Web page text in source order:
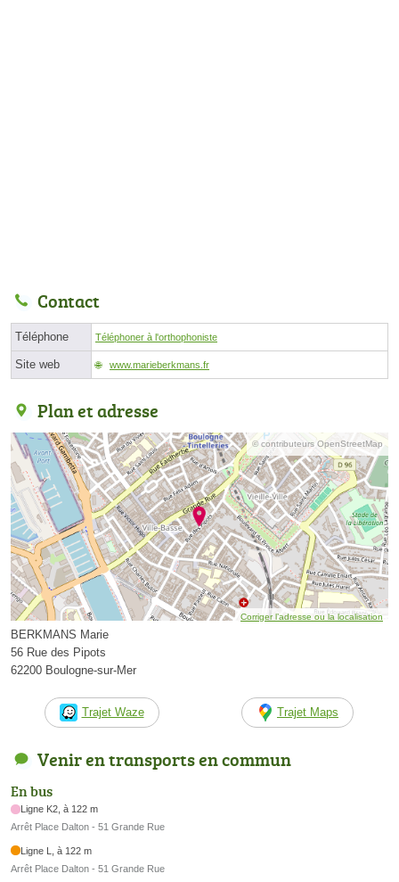
Contact
Téléphone Téléphoner à l'orthophoniste
Site web www.marieberkmans.fr
Plan et adresse
© contributeurs OpenStreetMap
Corriger l’adresse ou la localisation
BERKMANS Marie
56 Rue des Pipots
62200 Boulogne-sur-Mer
Trajet Waze Trajet Maps
Venir en transports en commun
En bus
Ligne K2, à 122 m
Arrêt Place Dalton - 51 Grande Rue
Ligne L, à 122 m
Arrêt Place Dalton - 51 Grande Rue